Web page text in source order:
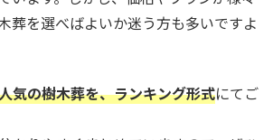
葬を選べばよいか迷う方も多いですよ
気の樹木葬を、ランキング形式にてご